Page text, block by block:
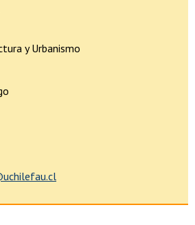
y Urbanismo